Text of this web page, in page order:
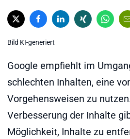
Bild KI-generiert
Google empfiehlt im
schlechten Inhalten, eine
Vorgehensweisen zu
Verbesserung der Inhalte
Möglichkeit, Inhalte zu